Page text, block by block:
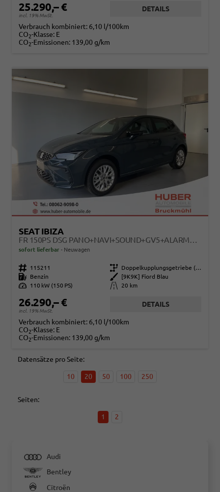
25.290,– €
incl. 19% MwSt.
DETAILS
Verbrauch kombiniert: 6,10 l/100km
CO2-Klasse: E
CO2-Emissionen: 139,00 g/km
SEAT IBIZA
FR 150PS DSG PANO+NAVI+SOUND+GV5+ALARM+KESSY+VOLL-LED+SITZHEIZUNG
sofort lieferbar Neuwagen
Fahrzeugnr. 115211 Getriebe
Doppelkupplungsgetriebe (DSG)
Kraftstoff
Benzin Außenfarbe
[9K9K] Fiord Blau
Leistung
110 kW (150 PS) Kilometerstand 20 km
26.290,– €
incl. 19% MwSt.
DETAILS
Verbrauch kombiniert: 6,10 l/100km
CO2-Klasse: E
CO2-Emissionen: 139,00 g/km
Datensätze pro Seite:
10 20 50 100 250
Seiten:
1 2
Audi
Bentley
Citroën